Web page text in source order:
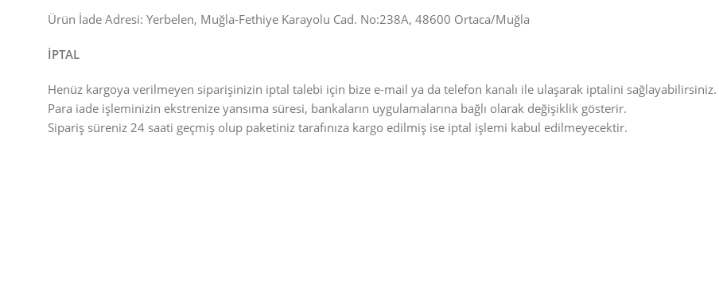
Ürün İade Adresi: Yerbelen, Muğla-Fethiye Karayolu Cad. No:238A, 48600 Ortaca/Muğla
İPTAL
Henüz kargoya verilmeyen siparişinizin iptal talebi için bize e-mail ya da telefon kanalı ile ulaşarak iptalini sağlayabilirsiniz.
Para iade işleminizin ekstrenize yansıma süresi, bankaların uygulamalarına bağlı olarak değişiklik gösterir.
Sipariş süreniz 24 saati geçmiş olup paketiniz tarafınıza kargo edilmiş ise iptal işlemi kabul edilmeyecektir.